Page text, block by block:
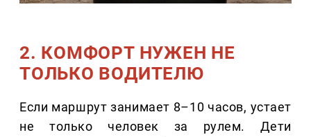
2. КОМФОРТ НУЖЕН НЕ
ТОЛЬКО ВОДИТЕЛЮ
Если маршрут занимает 8–10 часов, устает
не только человек за рулем. Дети